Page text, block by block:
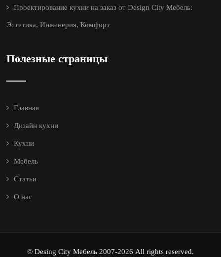
Проектирование кухни на заказ от Design City Мебель:
Эстетика, Инженерия, Комфорт
Полезные страницы
Главная
Дизайн кухни
Кухни
Мебель
Статьи
О нас
© Desing City Мебель 2007-2026 All rights reserved.